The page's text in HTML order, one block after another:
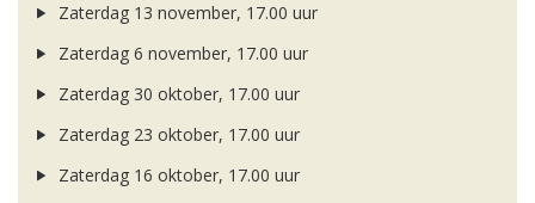
Zaterdag 13 november, 17.00 uur
Zaterdag 6 november, 17.00 uur
Zaterdag 30 oktober, 17.00 uur
Zaterdag 23 oktober, 17.00 uur
Zaterdag 16 oktober, 17.00 uur